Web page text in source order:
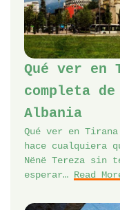
Qué ver
completa
Albania
Qué ver en
hace cualquiera
Nënë Tereza sin
esperar… Read